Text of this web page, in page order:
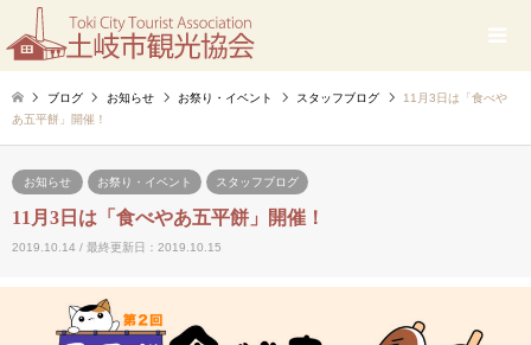
ブログ お知らせ お祭り・イベント スタッフブログ
11月3日は「食べや
あ五平餅」開催！
お知らせ お祭り・イベント スタッフブログ
11月3日は「食べやあ五平餅」開催！
2019.10.14 / 最終更新日：2019.10.15